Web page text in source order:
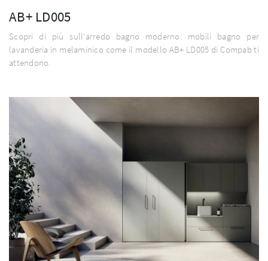
AB+ LD005
Scopri di più sull'arredo bagno moderno: mobili bagno per
lavanderia in melaminico come il modello AB+ LD005 di Compab ti
attendono.